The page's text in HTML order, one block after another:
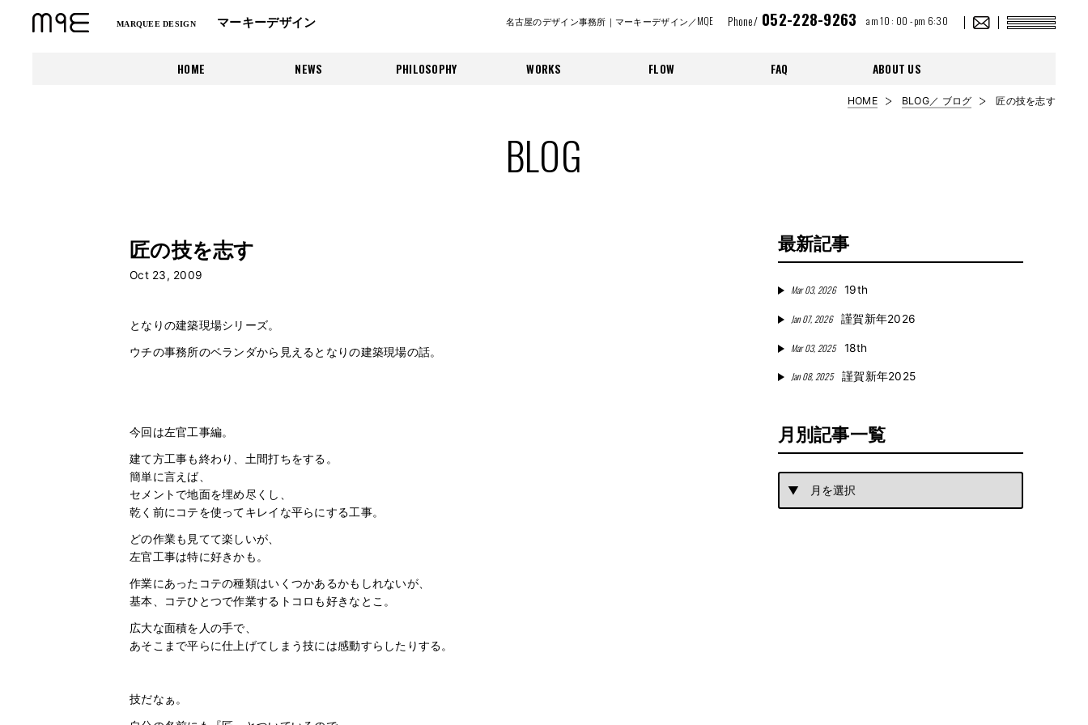
MARQUEE DESIGN マーキーデザイン 名古屋のデザイン事務所｜マーキーデザイン／MQE Phone/052-228-9263 am 10 : 00 - pm 6:30
HOME NEWS PHILOSOPHY WORKS FLOW FAQ ABOUT US
HOME BLOG／ ブログ 匠の技を志す
BLOG
匠の技を志す
Oct 23, 2009
となりの建築現場シリーズ。
ウチの事務所のベランダから見えるとなりの建築現場の話。
今回は左官工事編。
建て方工事も終わり、土間打ちをする。
簡単に言えば、
セメントで地面を埋め尽くし、
乾く前にコテを使ってキレイな平らにする工事。
どの作業も見てて楽しいが、
左官工事は特に好きかも。
作業にあったコテの種類はいくつかあるかもしれないが、
基本、コテひとつで作業するトコロも好きなとこ。
広大な面積を人の手で、
あそこまで平らに仕上げてしまう技には感動すらしたりする。
技だなぁ。
最新記事
Mar 03, 2026 19th
Jan 07, 2026 謹賀新年2026
Mar 03, 2025 18th
Jan 08, 2025 謹賀新年2025
月別記事一覧